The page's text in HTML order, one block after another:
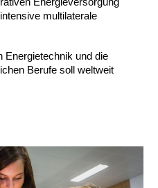
multilaterale
Energietechnik und die
Berufe soll weltweit